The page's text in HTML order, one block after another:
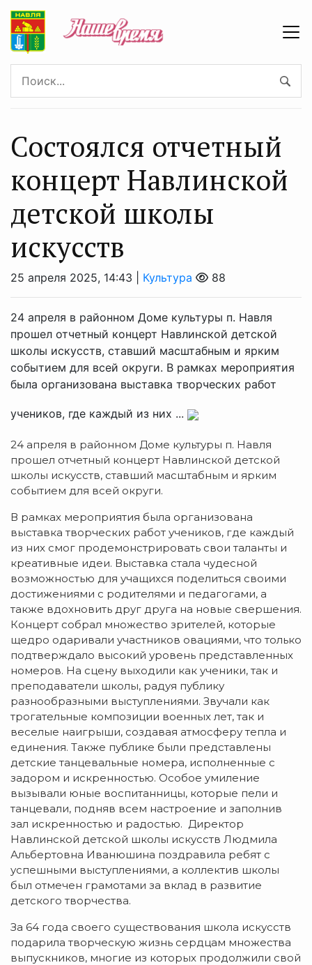
Состоялся отчетный
концерт Навлинской
детской школы
искусств
25 апреля 2025, 14:43 | Культура 88
24 апреля в районном Доме культуры п. Навля
прошел отчетный концерт Навлинской детской
школы искусств, ставший масштабным и ярким
событием для всей округи. В рамках мероприятия
была организована выставка творческих работ
учеников, где каждый из них ...
24 апреля в районном Доме культуры п. Навля
прошел отчетный концерт Навлинской детской
школы искусств, ставший масштабным и ярким
событием для всей округи.
В рамках мероприятия была организована
выставка творческих работ учеников, где каждый
из них смог продемонстрировать свои таланты и
креативные идеи. Выставка стала чудесной
возможностью для учащихся поделиться своими
достижениями с родителями и педагогами, а
также вдохновить друг друга на новые свершения.
Концерт собрал множество зрителей, которые
щедро одаривали участников овациями, что только
подтверждало высокий уровень представленных
номеров. На сцену выходили как ученики, так и
преподаватели школы, радуя публику
разнообразными выступлениями. Звучали как
трогательные композиции военных лет, так и
веселые наигрыши, создавая атмосферу тепла и
единения. Также публике были представлены
детские танцевальные номера, исполненные с
задором и искренностью. Особое умиление
вызывали юные воспитанницы, которые пели и
танцевали, подняв всем настроение и заполнив
зал искренностью и радостью. Директор
Навлинской детской школы искусств Людмила
Альбертовна Иванюшина поздравила ребят с
успешными выступлениями, а коллектив школы
был отмечен грамотами за вклад в развитие
детского творчества.
За 64 года своего существования школа искусств
подарила творческую жизнь сердцам множества
выпускников, многие из которых продолжили свой